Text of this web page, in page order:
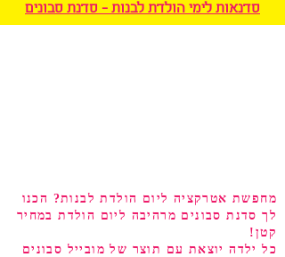
סדנאות לימי הולדת לבנות - סדנת סבונים
מחפשת אטרקציה ליום הולדת לבנות? הכנו
לך סדנת סבונים מרהיבה ליום הולדת במחיר
קטן!
כל ילדה יוצאת עם תוצר של מובייל סבונים